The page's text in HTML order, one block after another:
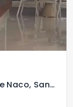
Venta de apartamento sector de Naco, Santo Domingo.